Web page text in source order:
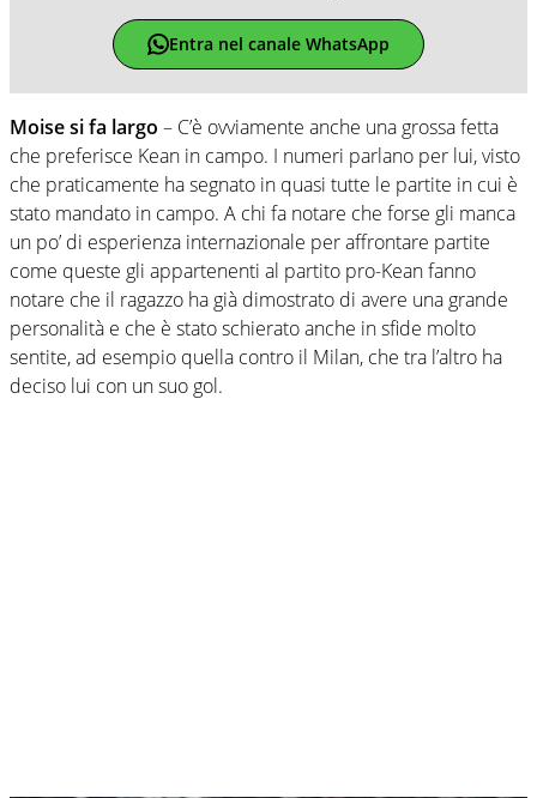
Entra nel canale WhatsApp
Moise si fa largo – C’è ovviamente anche una grossa fetta
che preferisce Kean in campo. I numeri parlano per lui, visto
che praticamente ha segnato in quasi tutte le partite in cui è
stato mandato in campo. A chi fa notare che forse gli manca
un po’ di esperienza internazionale per affrontare partite
come queste gli appartenenti al partito pro-Kean fanno
notare che il ragazzo ha già dimostrato di avere una grande
personalità e che è stato schierato anche in sfide molto
sentite, ad esempio quella contro il Milan, che tra l’altro ha
deciso lui con un suo gol.